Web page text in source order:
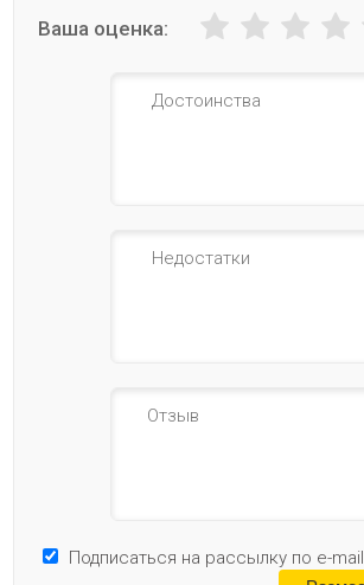
Ваша оценка:
Подписаться на рассылку по e-mail